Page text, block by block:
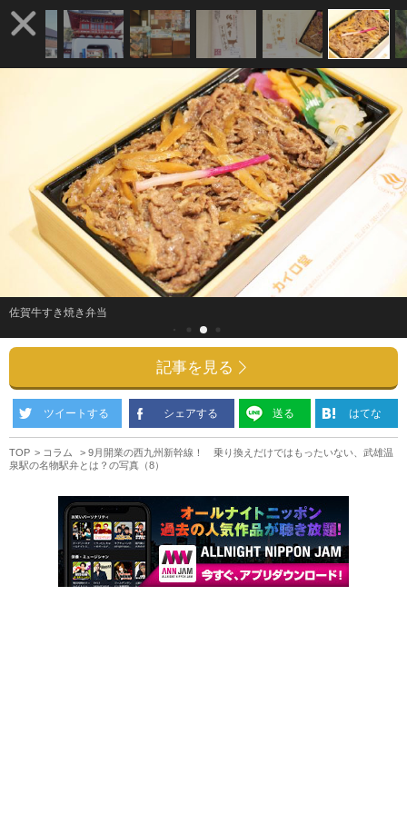
佐賀牛すき焼き弁当
記事を見る
ツイートする シェアする 送る はてな
TOP コラム
9月開業の西九州新幹線！ 乗り換えだけではもったいない、武雄温
泉駅の名物駅弁とは？の写真（8）